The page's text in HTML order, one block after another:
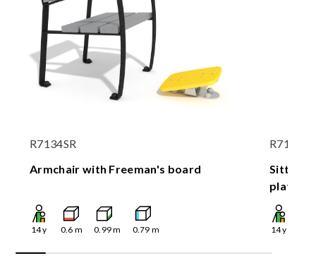
R7134SR
Armchair with Freeman's board
14y 0.6 m 0.99m 0.79 m
R7139
Sitting
14y